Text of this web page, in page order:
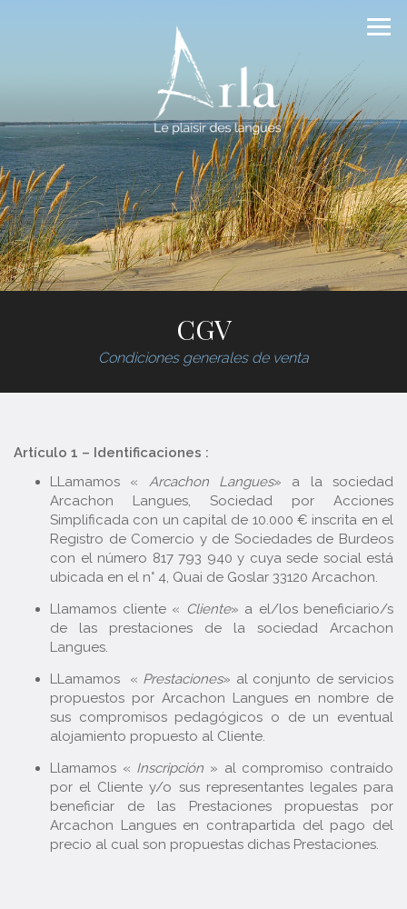
CGV
Condiciones generales de venta
Artículo 1 – Identificaciones :
LLamamos « Arcachon Langues» a la sociedad
Arcachon Langues, Sociedad por Acciones
Simplificada con un capital de 10.000 € inscrita en el
Registro de Comercio y de Sociedades de Burdeos
con el número 817 793 940 y cuya sede social está
ubicada en el n° 4, Quai de Goslar 33120 Arcachon.
Llamamos cliente « Cliente» a el/los beneficiario/s
de las prestaciones de la sociedad Arcachon
Langues.
LLamamos « Prestaciones» al conjunto de servicios
propuestos por Arcachon Langues en nombre de
sus compromisos pedagógicos o de un eventual
alojamiento propuesto al Cliente.
Llamamos « Inscripción » al compromiso contraído
por el Cliente y/o sus representantes legales para
beneficiar de las Prestaciones propuestas por
Arcachon Langues en contrapartida del pago del
precio al cual son propuestas dichas Prestaciones.